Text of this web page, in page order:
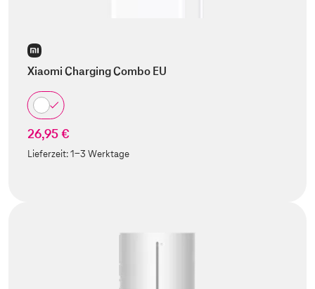
Xiaomi Charging Combo EU
26,95 €
Lieferzeit:1-3 Werktage